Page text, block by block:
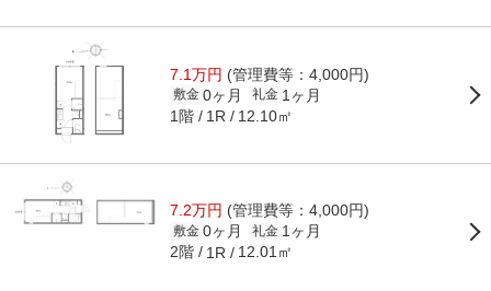
7.1万円 (管理費等：4,000円)
敷金 0ヶ月 礼金 1ヶ月
1階 1R 12.10㎡
7.2万円 (管理費等：4,000円)
敷金 0ヶ月 礼金 1ヶ月
2階 1R 12.01㎡